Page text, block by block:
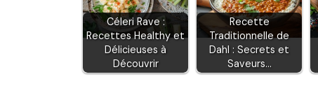
Céleri Rave :
Recettes Healthy et
Délicieuses à
Découvrir
Recette
Traditionnelle de
Dahl : Secrets et
Saveurs…